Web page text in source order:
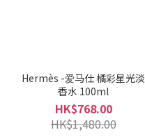
Hermès -爱马仕 橘彩星光淡
香水 100ml
HK$768.00
HK$1,480.00